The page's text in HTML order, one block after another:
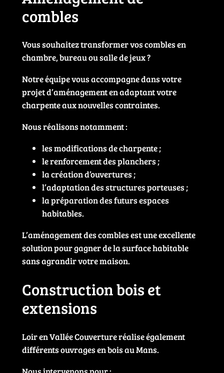
combles
Vous souhaitez transformer vos combles en
chambre, bureau ou salle de jeux ?
Notre équipe vous accompagne dans votre
projet d’aménagement en adaptant votre
charpente aux nouvelles contraintes.
Nous réalisons notamment :
les modifications de charpente ;
le renforcement des planchers ;
la création d’ouvertures ;
l’adaptation des structures porteuses ;
la préparation des futurs espaces
habitables.
L’aménagement des combles est une excellente
solution pour gagner de la surface habitable
sans agrandir votre maison.
Construction bois et
extensions
Loir en Vallée Couverture réalise également
différents ouvrages en bois au Mans.